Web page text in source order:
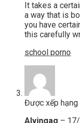
It takes a
a way that is
you have
this carefully
school porno
Được xếp hạng
Alvingag –